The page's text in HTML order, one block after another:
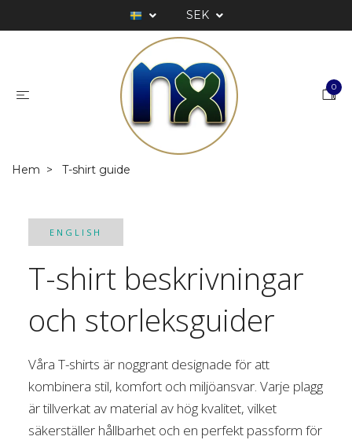
SEK
0
Hem T-shirt guide
ENGLISH
T-shirt beskrivningar
och storleksguider
Våra T-shirts är noggrant designade för att
kombinera stil, komfort och miljöansvar. Varje plagg
är tillverkat av material av hög kvalitet, vilket
säkerställer hållbarhet och en perfekt passform för